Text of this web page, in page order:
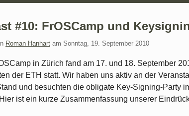
#10: FrOSCamp und
Roman Hanhart am Sonntag, 19. September 2010
in Zürich fand am 17. und 18. September
der ETH statt. Wir haben uns aktiv an der
und besuchten die obligate Key-Signing-Party
ist ein kurze Zusammenfassung unserer